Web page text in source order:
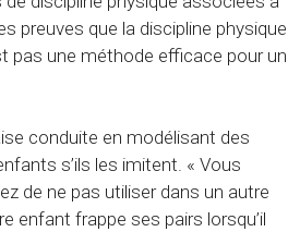
preuves que la discipline physique
pas une méthode efficace pour un
conduite en modélisant des
s’ils les imitent. « Vous
de ne pas utiliser dans un autre
enfant frappe ses pairs lorsqu’il